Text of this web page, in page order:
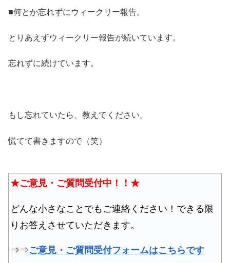
■何とか忘れずにウィークリー報告。
とりあえずウィークリー報告が続いています。
忘れずに続けています。
もし忘れていたら、教えてください。
慌てて書きますので（笑）
★ご意見・ご質問受付中！！★
どんな小さなことでもご連絡ください！できる限
りお答えさせていただきます。
⇒⇒ご意見・ご質問受付フォームはこちらです